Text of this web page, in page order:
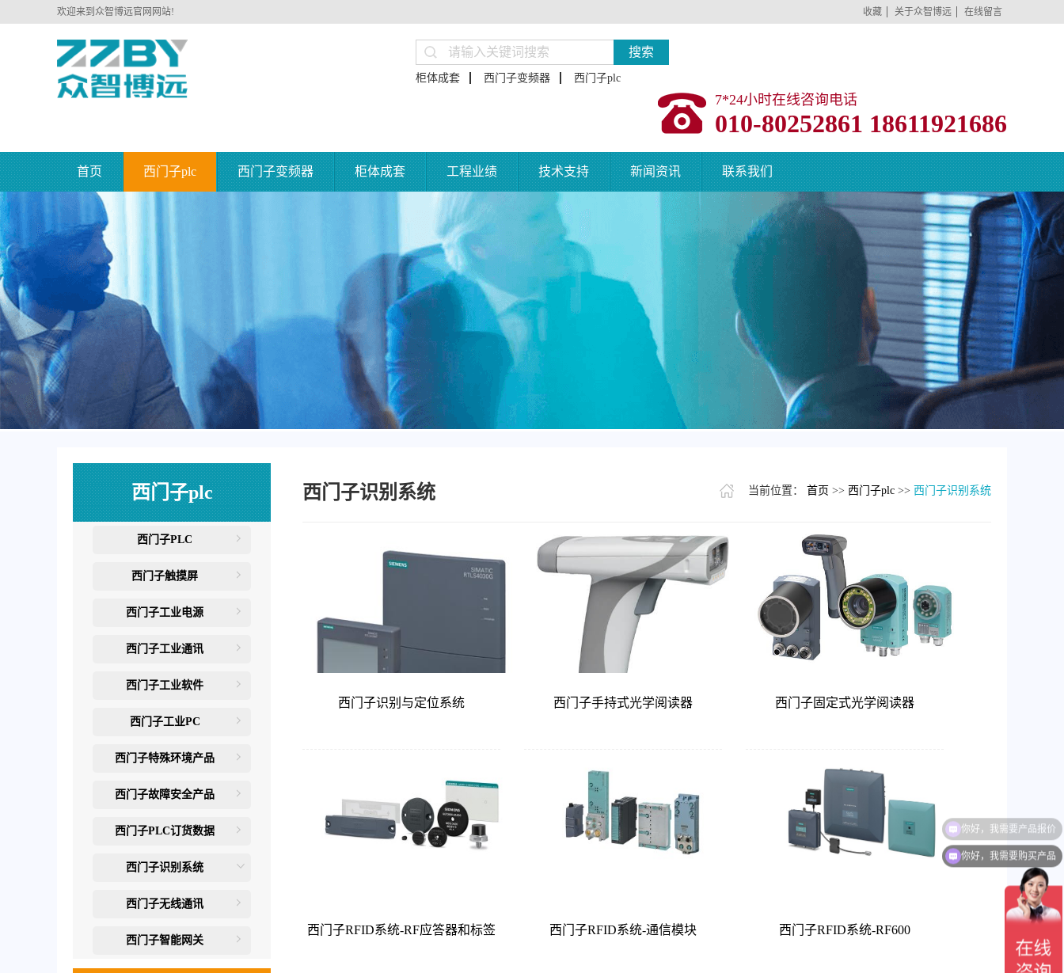
欢迎来到众智博远官网网站! 收藏 关于众智博远 在线留言
搜索
柜体成套 西门子变频器 西门子plc
7*24小时在线咨询电话
010-80252861 18611921686
首页 西门子plc 西门子变频器 柜体成套 工程业绩 技术支持 新闻资讯 联系我们
西门子plc
西门子PLC
西门子触摸屏
西门子工业电源
西门子工业通讯
西门子工业软件
西门子工业PC
西门子特殊环境产品
西门子故障安全产品
西门子PLC订货数据
西门子识别系统
西门子无线通讯
西门子智能网关
西门子识别系统 当前位置： 首页 >> 西门子plc >> 西门子识别系统
西门子识别与定位系统 西门子手持式光学阅读器 西门子固定式光学阅读器
西门子RFID系统-RF应答器和标签 西门子RFID系统-通信模块 西门子RFID系统-RF600
你好，我需要购买产品